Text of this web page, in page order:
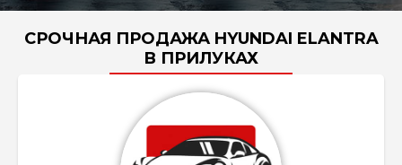
СРОЧНАЯ ПРОДАЖА HYUNDAI ELANTRA
В ПРИЛУКАХ